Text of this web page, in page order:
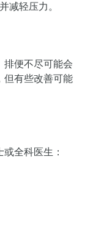
减轻压力。
排便不尽可能会
但有些改善可能
全科医生：